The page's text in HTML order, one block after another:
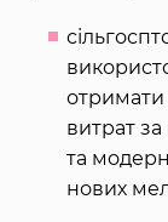
отримати
витрат
та
нових